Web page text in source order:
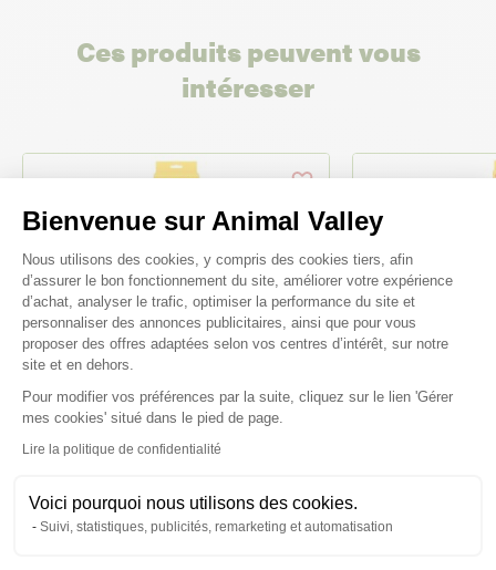
Bienvenue sur Animal Valley
Plateforme de Gestion du
Nous utilisons des cookies, y compris des cookies tiers, afin
d’assurer le bon fonctionnement du site, améliorer votre expérience
d’achat, analyser le trafic, optimiser la performance du site et
personnaliser des annonces publicitaires, ainsi que pour vous
proposer des offres adaptées selon vos centres d’intérêt, sur notre
site et en dehors.
Pour modifier vos préférences par la suite, cliquez sur le lien 'Gérer
mes cookies' situé dans le pied de page.
Lire la politique de confidentialité
Voici pourquoi nous utilisons des cookies.
Suivi, statistiques, publicités, remarketing et automatisation
Axeptio consent
Ces produits peuvent vous
intéresser
-10%
Sera Led Fixture Black 800
14W